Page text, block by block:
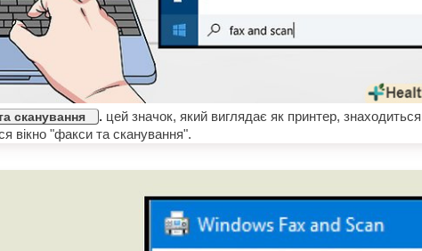
сканування . цей значок, який виглядає як принтер, знаходиться
вікно "факси та сканування".